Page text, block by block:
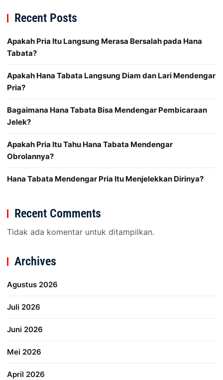
Recent Posts
Apakah Pria Itu Langsung Merasa Bersalah pada Hana
Tabata?
Apakah Hana Tabata Langsung Diam dan Lari Mendengar
Pria?
Bagaimana Hana Tabata Bisa Mendengar Pembicaraan
Jelek?
Apakah Pria Itu Tahu Hana Tabata Mendengar
Obrolannya?
Hana Tabata Mendengar Pria Itu Menjelekkan Dirinya?
Recent Comments
Tidak ada komentar untuk ditampilkan.
Archives
Agustus 2026
Juli 2026
Juni 2026
Mei 2026
April 2026